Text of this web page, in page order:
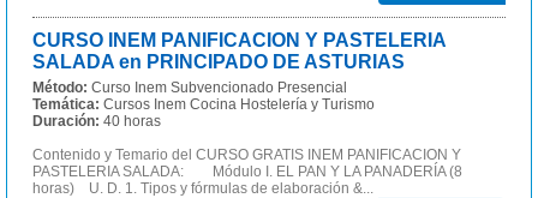
CURSO INEM PANIFICACION Y PASTELERIA
SALADA en PRINCIPADO DE ASTURIAS
Método: Curso Inem Subvencionado Presencial
Temática: Cursos Inem Cocina Hostelería y Turismo
Duración: 40 horas
Contenido y Temario del CURSO GRATIS INEM PANIFICACION Y
PASTELERIA SALADA: Módulo I. EL PAN Y LA PANADERÍA (8
horas) U. D. 1. Tipos y fórmulas de elaboración &...